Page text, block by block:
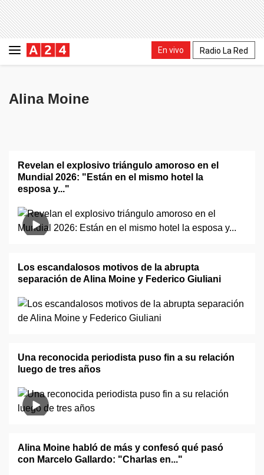
En vivo Radio La Red
Alina Moine
Revelan el explosivo triángulo amoroso en el
Mundial 2026: "Están en el mismo hotel la
esposa y..."
Los escandalosos motivos de la abrupta
separación de Alina Moine y Federico Giuliani
Una reconocida periodista puso fin a su relación
luego de tres años
Alina Moine habló de más y confesó qué pasó
con Marcelo Gallardo: "Charlas en..."